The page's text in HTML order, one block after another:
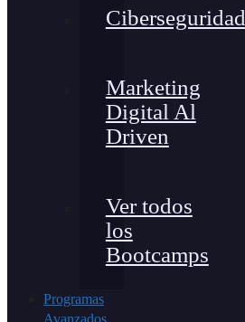
Ciberseguridad
Marketing
Digital Al
Driven
Ver todos
los
Bootcamps
Programas
Avanzados